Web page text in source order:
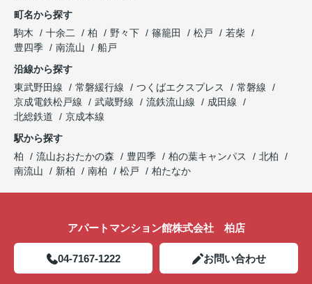
町名から探す
駒木
十余二 柏 野々下 篠籠田 松戸
若柴
豊四季
南流山
船戸
沿線から探す
東武野田線
常磐緩行線 つくばエクスプレス
常磐線
京成電鉄松戸線
武蔵野線 流鉄流山線
成田線
北総鉄道
京成本線
駅から探す
柏
流山おおたかの森 豊四季 柏の葉キャンパス
北柏
南流山
新柏 南柏 松戸 柏たなか
アパートマンション館株式会社 柏店
04-7167-1222 お問い合わせ